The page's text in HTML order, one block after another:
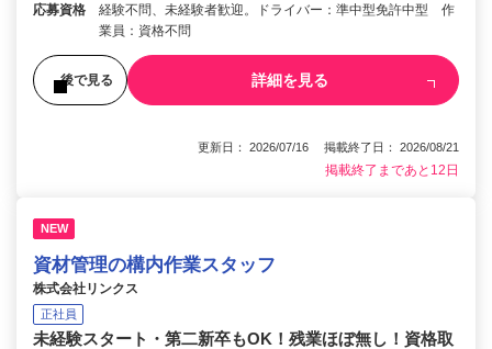
応募資格
経験不問、未経験者歓迎。ドライバー：準中型免許中型 作
業員：資格不問
後で見る 詳細を見る
更新日： 2026/07/16 掲載終了日： 2026/08/21
掲載終了まであと12日
NEW
資材管理の構内作業スタッフ
株式会社リンクス
正社員
未経験スタート・第二新卒もOK！残業ほぼ無し！資格取